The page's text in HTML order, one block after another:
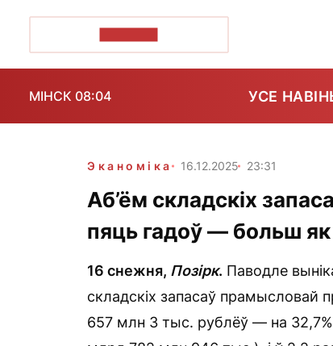
МІНСК 08:04 УСЕ
Эканоміка 16.12.2025 23:31
Аб’ём складскіх
пяць гадоў — больш як
16 снежня, Позірк. Паводле
складскіх запасаў прамысловай
657 млн 3 тыс. рублёў — на